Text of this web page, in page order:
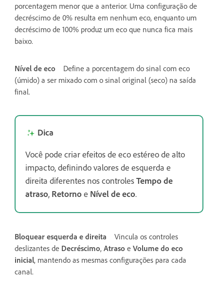
porcentagem menor que a anterior. Uma configuração de
decréscimo de 0% resulta em nenhum eco, enquanto um
decréscimo de 100% produz um eco que nunca fica mais
baixo.
Nível de eco
Define a porcentagem do sinal com eco
(úmido) a ser mixado com o sinal original (seco) na saída
final.
Dica
Você pode criar efeitos de eco estéreo de alto
impacto, definindo valores de esquerda e
direita diferentes nos controlesTempo de
atraso, Retornoe Nível de eco.
Bloquear esquerda e direita
Vincula os controles
deslizantes de Decréscimo, Atraso e Volume do eco
inicial, mantendo as mesmas configurações para cada
canal.